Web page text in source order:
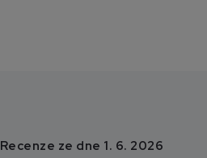
Recenze ze dne 1. 6. 2026